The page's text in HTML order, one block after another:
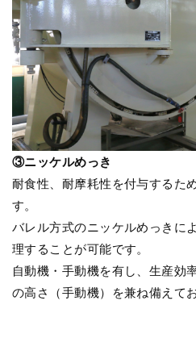
③ニッケルめっき
耐食性、耐摩耗性を付与するた
す。
バレル方式のニッケルめっきに
理することが可能です。
自動機・手動機を有し、生産効
の高さ（手動機）を兼ね備えて